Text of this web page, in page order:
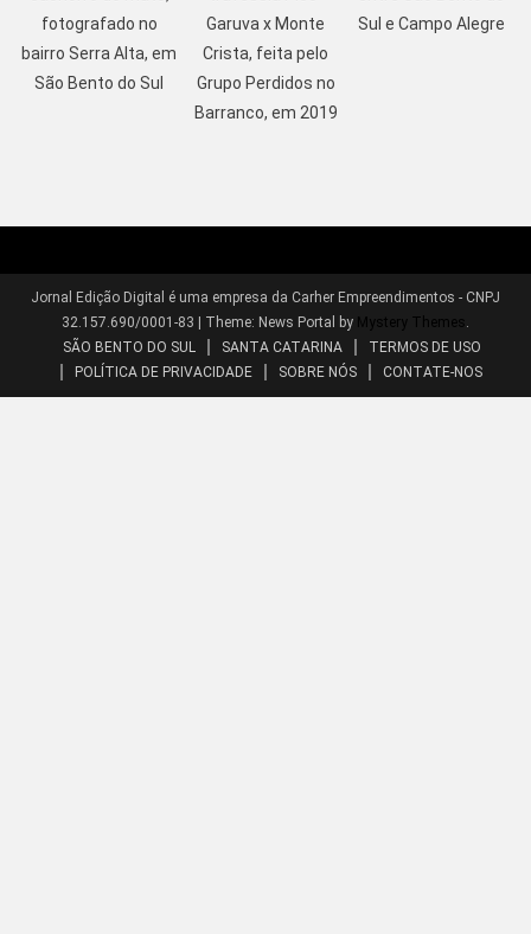
fotografado no
bairro Serra Alta, em
São Bento do Sul
Garuva x Monte
Crista, feita pelo
Grupo Perdidos no
Barranco, em 2019
Sul e Campo Alegre
Jornal Edição Digital é uma empresa da Carher Empreendimentos - CNPJ
32.157.690/0001-83 | Theme: News Portal by Mystery Themes .
SÃO BENTO DO SUL
SANTA CATARINA
TERMOS DE USO
POLÍTICA DE PRIVACIDADE
SOBRE NÓS CONTATE-NOS